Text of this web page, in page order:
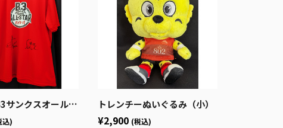
リアルTシャツ＜亀﨑HC＆#11山本選手サイン入り！＞
込)
トレンチーぬいぐるみ（小）
¥2,900 (税込)